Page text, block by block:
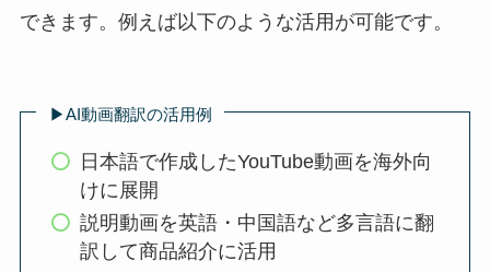
できます。例えば以下のような活用が可能です。
▶︎AI動画翻訳の活用例
日本語で作成したYouTube動画を海外向
けに展開
説明動画を英語・中国語など多言語に翻
訳して商品紹介に活用